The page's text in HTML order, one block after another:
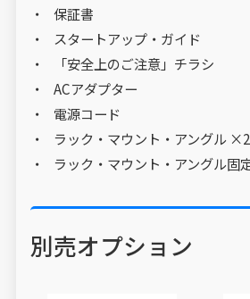
保証書
スタートアップ・ガイド
「安全上のご注意」チラシ
ACアダプター
電源コード
ラック・マウント・アングル ×2
ラック・マウント・アングル固
別売オプション